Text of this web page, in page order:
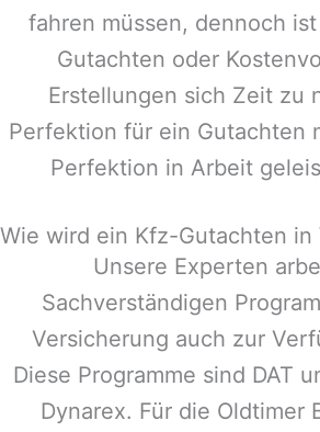
fahren müssen, dennoch
Gutachten oder
Erstellungen sich Zeit zu
Perfektion für ein Gutachten
Perfektion in Arbeit
Wie wird ein Kfz-Gutachten in
Unsere Experten
Sachverständigen
Versicherung auch zur
Diese Programme sind DAT
Dynarex. Für die Oldtimer